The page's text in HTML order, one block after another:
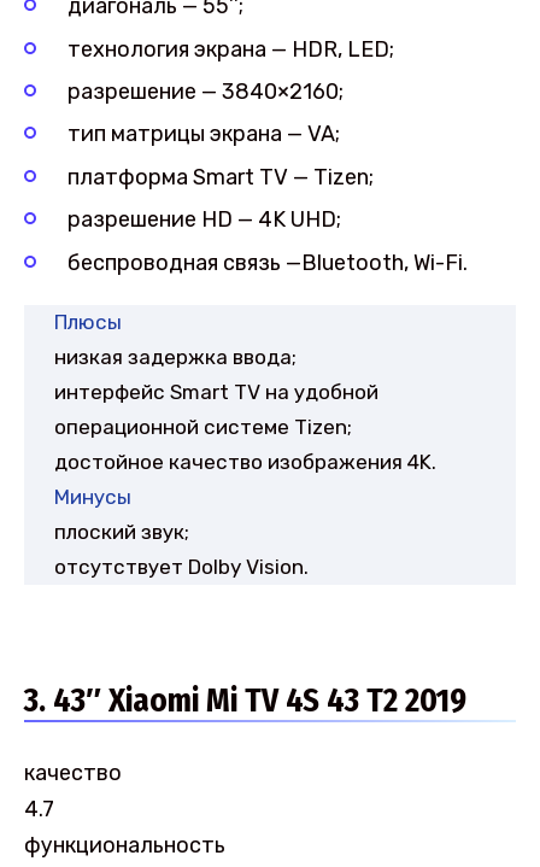
диагональ — 55’’;
технология экрана — HDR, LED;
разрешение — 3840×2160;
тип матрицы экрана — VA;
платформа Smart TV — Tizen;
разрешение HD — 4K UHD;
беспроводная связь —Bluetooth, Wi-Fi.
Плюсы
низкая задержка ввода;
интерфейс Smart TV на удобной
операционной системе Tizen;
достойное качество изображения 4K.
Минусы
плоский звук;
отсутствует Dolby Vision.
3. 43″ Xiaomi Mi TV 4S 43 T2 2019
качество
4.7
функциональность